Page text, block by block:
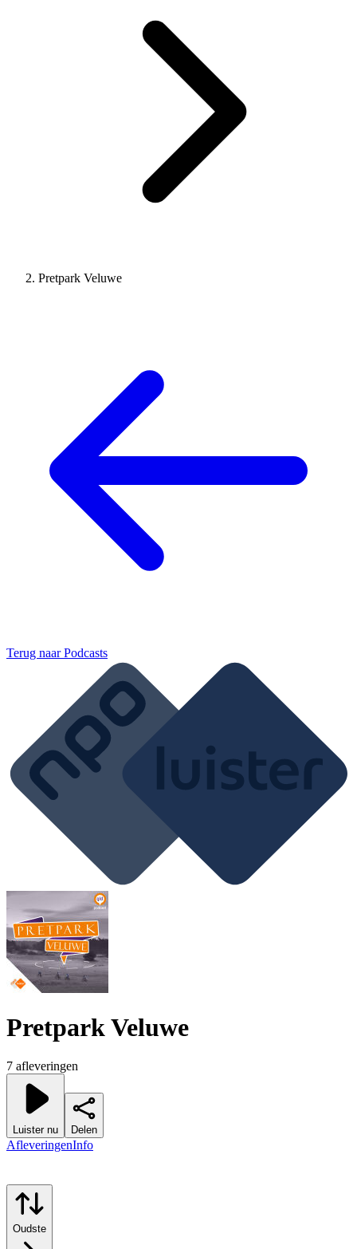
Pretpark Veluwe
Terug naarPodcasts
Pretpark Veluwe
7 afleveringen
Luister nu Delen
AfleveringenInfo
Oudste